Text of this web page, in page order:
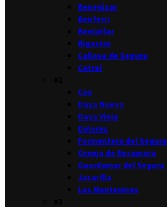
Benejúzar
Benferri
Benijófar
Bigastro
Callosa de Segura
Catral
Cox
Daya Nueva
Daya Vieja
Dolores
Formentera del Segura
Granja de Rocamora
Guardamar del Segura
Jacarilla
Los Montesinos